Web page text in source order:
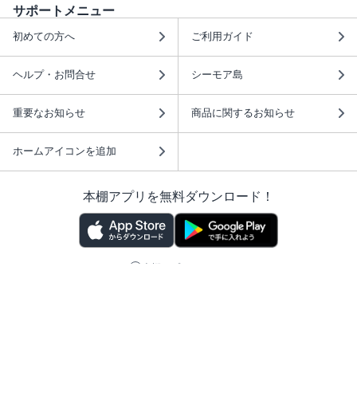
サポートメニュー
初めての方へ ご利用ガイド
ヘルプ・お問合せ シーモア島
重要なお知らせ 商品に関するお知らせ
ホームアイコンを追加
本棚アプリを無料ダウンロード！
本棚アプリについて